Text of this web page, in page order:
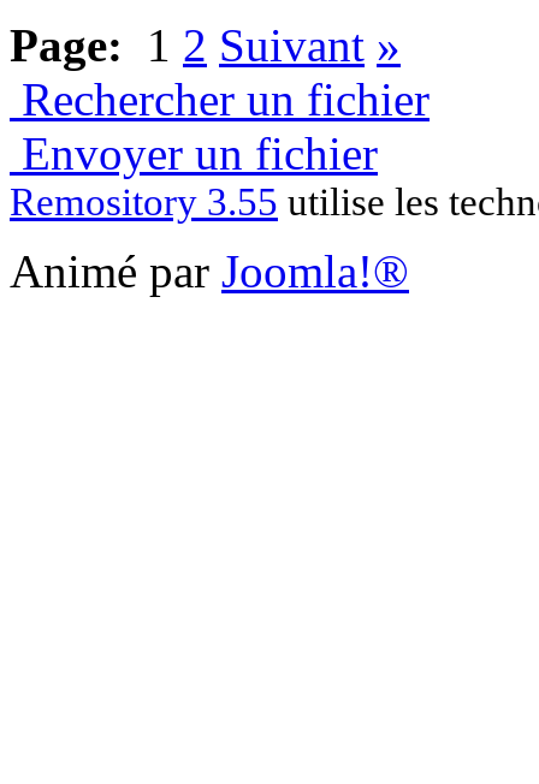
Page:
1 2 Suivant »
Rechercher un fichier
Envoyer un fichier
Remository 3.55 utilise les
Animé par Joomla!®